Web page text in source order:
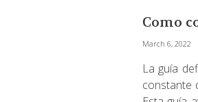
Como
March 6, 2022
La guía
constante